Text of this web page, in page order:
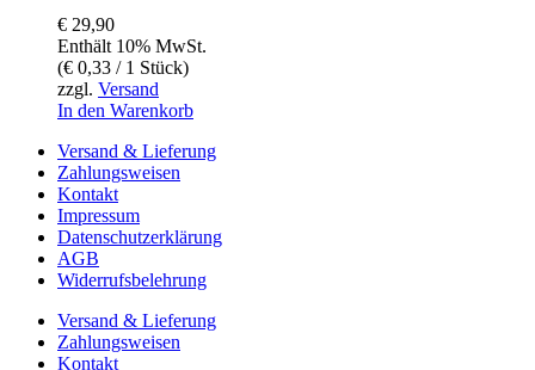
€ 29,90
Enthält 10% MwSt.
(€ 0,33 / 1 Stück)
zzgl. Versand
In den Warenkorb
Versand & Lieferung
Zahlungsweisen
Kontakt
Impressum
Datenschutzerklärung
AGB
Widerrufsbelehrung
Versand & Lieferung
Zahlungsweisen
Kontakt